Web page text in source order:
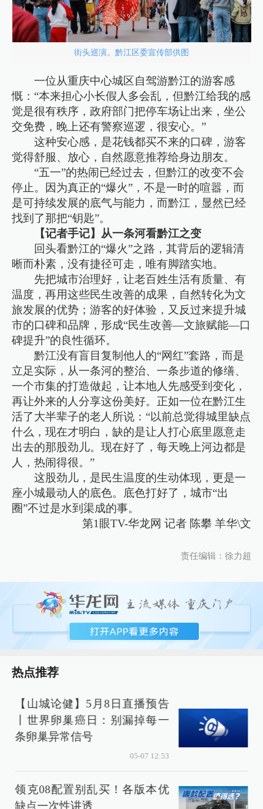
街头巡演。黔江区委宣传部供图
一位从重庆中心城区自驾游黔江的游客感
慨：“本来担心小长假人多会乱，但黔江给我的感
觉是很有秩序，政府部门把停车场让出来，坐公
交免费，晚上还有警察巡逻，很安心。”
这种安心感，是花钱都买不来的口碑，游客
觉得舒服、放心，自然愿意推荐给身边朋友。
“五一”的热闹已经过去，但黔江的改变不会
停止。因为真正的“爆火”，不是一时的喧嚣，而
是可持续发展的底气与能力，而黔江，显然已经
找到了那把“钥匙”。
【记者手记】从一条河看黔江之变
回头看黔江的“爆火”之路，其背后的逻辑清
晰而朴素，没有捷径可走，唯有脚踏实地。
先把城市治理好，让老百姓生活有质量、有
温度，再用这些民生改善的成果，自然转化为文
旅发展的优势；游客的好体验，又反过来提升城
市的口碑和品牌，形成“民生改善—文旅赋能—口
碑提升”的良性循环。
黔江没有盲目复制他人的“网红”套路，而是
立足实际，从一条河的整治、一条步道的修缮、
一个市集的打造做起，让本地人先感受到变化，
再让外来的人分享这份美好。正如一位在黔江生
活了大半辈子的老人所说：“以前总觉得城里缺点
什么，现在才明白，缺的是让人打心底里愿意走
出去的那股劲儿。现在好了，每天晚上河边都是
人，热闹得很。”
这股劲儿，是民生温度的生动体现，更是一
座小城最动人的底色。底色打好了，城市“出
圈”不过是水到渠成的事。
第1眼TV-华龙网 记者 陈攀 羊华\文
责任编辑：徐力超
热点推荐
【山城论健】5月8日直播预告
丨世界卵巢癌日：别漏掉每一
条卵巢异常信号
05-07 12:53
领克08配置别乱买！各版本优
缺点一次性讲透